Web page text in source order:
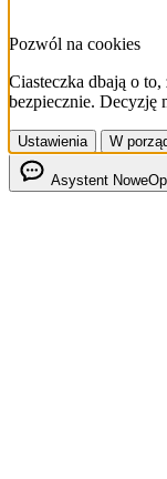
Pozwól na cookies
Ciasteczka dbają o to,
bezpiecznie. Decyzję
Ustawienia W
Asystent